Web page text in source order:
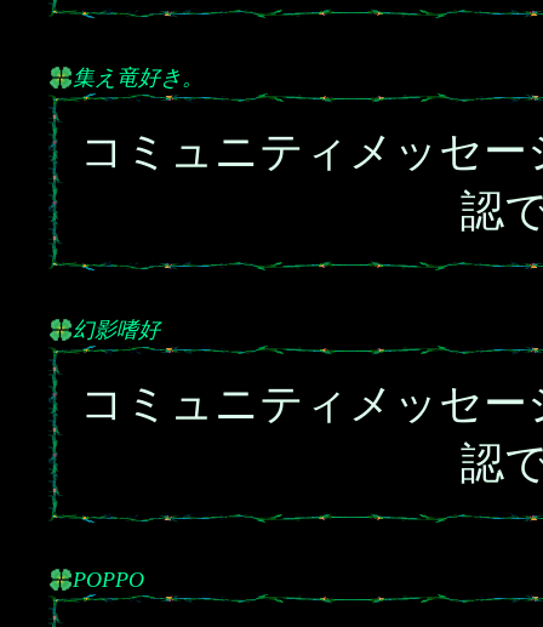
集え竜好き。
コミュニティメッセ
認
幻影嗜好
コミュニティメッセ
認
POPPO